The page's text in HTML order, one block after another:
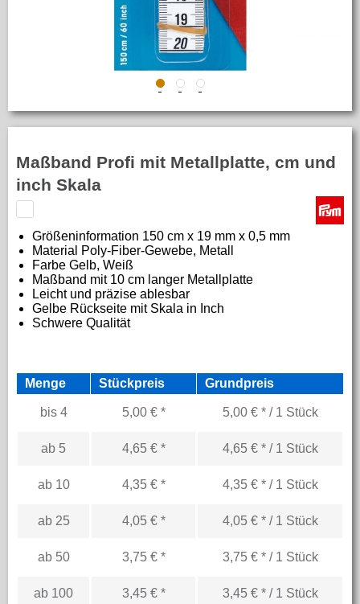
Maßband Profi mit Metallplatte, cm und
inch Skala
Größeninformation 150 cm x 19 mm x 0,5 mm
Material
Poly-Fiber-Gewebe, Metall
Farbe Gelb, Weiß
Maßband mit 10 cm langer Metallplatte
Leicht und präzise ablesbar
Gelbe Rückseite mit Skala in Inch
Schwere Qualität
Menge Stückpreis Grundpreis
bis 4 5,00 € * 5,00 € * / 1 Stück
ab 5 4,65 € * 4,65 € * / 1 Stück
ab 10 4,35 € * 4,35 € * / 1 Stück
ab 25 4,05 € * 4,05 € * / 1 Stück
ab 50 3,75 € * 3,75 € * / 1 Stück
ab 100 3,45 € * 3,45 € * / 1 Stück